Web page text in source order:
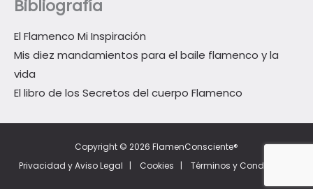
Bibliografía
El Flamenco Mi Inspiración
Mis diez mandamientos para el baile flamenco y la
vida
El libro de los Secretos del cuerpo Flamenco
Copyright © 2026 FlamenConsciente®
Privacidad y Aviso Legal | Cookies | Términos y Condiciones